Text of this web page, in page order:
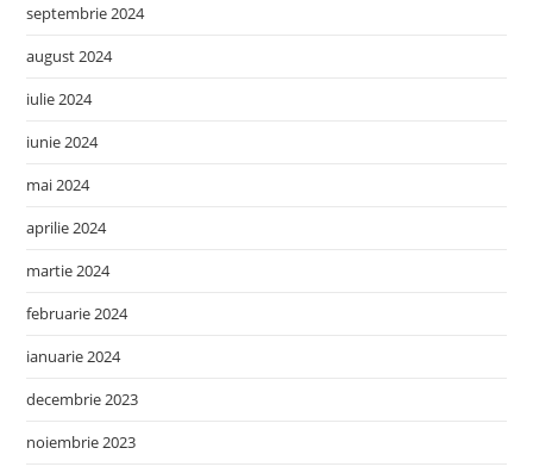
septembrie 2024
august 2024
iulie 2024
iunie 2024
mai 2024
aprilie 2024
martie 2024
februarie 2024
ianuarie 2024
decembrie 2023
noiembrie 2023